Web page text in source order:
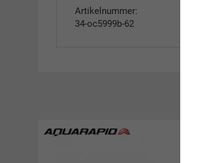
Artikelnummer:
34-oc5999b-62